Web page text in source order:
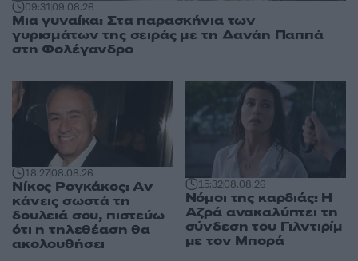
09:3109.08.26
Μια γυναίκα: Στα παρασκήνια των
γυρισμάτων της σειράς με τη Δανάη Παππά
στη Φολέγανδρο
18:2708.08.26
Νίκος Ρογκάκος: Αν
κάνεις σωστά τη
δουλειά σου, πιστεύω
ότι η τηλεθέαση θα
ακολουθήσει
15:3208.08.26
Νόμοι της καρδιάς: Η
Αζρά ανακαλύπτει τη
σύνδεση του Γιλντιρίμ
με τον Μπορά